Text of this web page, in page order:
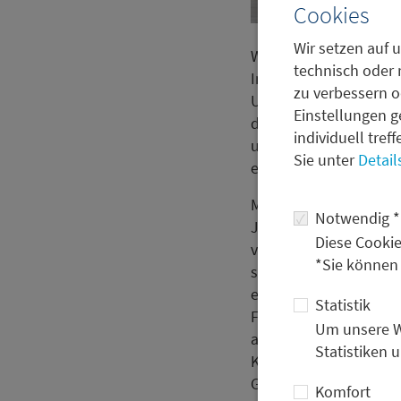
Cookies
Wir setzen auf
technisch oder
zu verbessern
Einstellungen
individuell
Sie unter
Notwendig *
Diese
*Sie
Statistik
Um unsere
Statistiken
Komfort
Während meines
das Praktikum im
und der
entgegen aktueller
Mit dem Motto
Januar gemeinsam
von einem Paten,
sich jeder Senior die
erfuhr und in dem sie
Finance arbeitet. Die
allerdings denkt,
Klima, das durch die
Gegenseitige